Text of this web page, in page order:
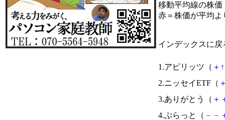
移動平均線の株価
赤＝株価が平均
インデックスに戻
1.アピリッツ（ ＋ ↑
2.ニッセイETF（
3.ありがとう（ ＋
4.ぷらっと（ － －